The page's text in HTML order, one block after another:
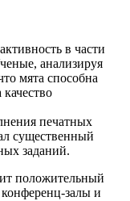
в части
анализируя
мята способна
печатных
существенный
заданий.
положительный
залы и